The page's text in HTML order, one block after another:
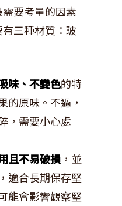
要考量的因素
三種材質：玻
味、不變色的特
的原味。不過，
，需要小心處
且不易破損 ，並
適合長期保存堅
能會影響觀察堅